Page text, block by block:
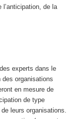
de la
experts dans le
des organisations
en mesure de
de type
leurs organisations.